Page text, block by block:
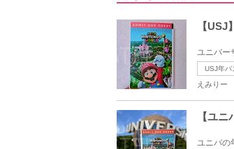
【
ユニバー
USJ年パ
えみりー
【ユ
ユニバの